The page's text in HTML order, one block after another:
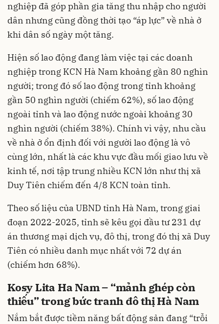
nghiệp đã góp phần gia tăng thu nhập cho người
dân nhưng cũng đồng thời tạo “áp lực” về nhà ở
khi dân số ngày một tăng.
Hiện số lao động đang làm việc tại các doanh
nghiệp trong KCN Hà Nam khoảng gần 80 nghìn
người; trong đó số lao động trong tỉnh khoảng
gần 50 nghìn người (chiếm 62%), số lao động
ngoài tỉnh và lao động nước ngoài khoảng 30
nghìn người (chiếm 38%). Chính vì vậy, nhu cầu
về nhà ở ổn định đối với người lao động là vô
cùng lớn, nhất là các khu vực đầu mối giao lưu về
kinh tế, nơi tập trung nhiều KCN lớn như thị xã
Duy Tiên chiếm đến 4/8 KCN toàn tỉnh.
Theo số liệu của UBND tỉnh Hà Nam, trong giai
đoạn 2022-2025, tỉnh sẽ kêu gọi đầu tư 231 dự
án thương mại dịch vụ, đô thị, trong đó thị xã Duy
Tiên có nhiều danh mục nhất với 72 dự án
(chiếm hơn 68%).
Kosy Lita Ha Nam – “mảnh ghép còn
thiếu” trong bức tranh đô thị Hà Nam
Nắm bắt được tiềm năng bất động sản đang “trỗi